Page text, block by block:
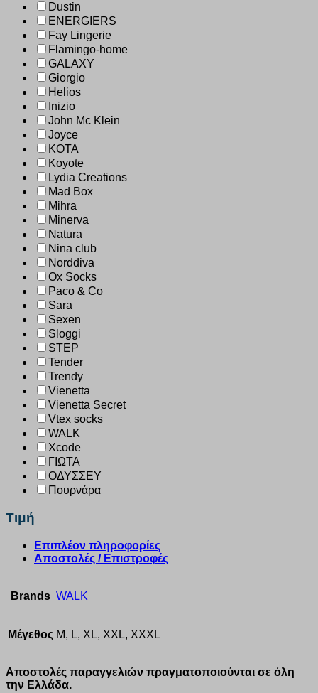
Dustin
ENERGIERS
Fay Lingerie
Flamingo-home
GALAXY
Giorgio
Helios
Inizio
John Mc Klein
Joyce
KOTA
Koyote
Lydia Creations
Mad Box
Mihra
Minerva
Natura
Nina club
Norddiva
Ox Socks
Paco & Co
Sara
Sexen
Sloggi
STEP
Tender
Trendy
Vienetta
Vienetta Secret
Vtex socks
WALK
Xcode
ΓΙΩΤΑ
ΟΔΥΣΣΕΥ
Πουρνάρα
Τιμή
Επιπλέον πληροφορίες
Αποστολές / Επιστροφές
Brands WALK
Μέγεθος M, L, XL, XXL, XXXL
Αποστολές παραγγελιών πραγματοποιούνται σε όλη
την Ελλάδα.